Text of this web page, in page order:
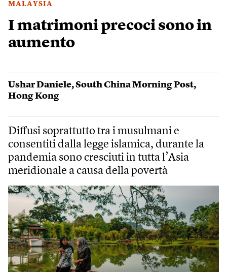
MALAYSIA
I matrimoni precoci sono in
aumento
Ushar Daniele,South China Morning Post,
Hong Kong
Diffusi soprattutto tra i musulmani e
consentiti dalla legge islamica, durante la
pandemia sono cresciuti in tutta l’Asia
meridionale a causa della povertà